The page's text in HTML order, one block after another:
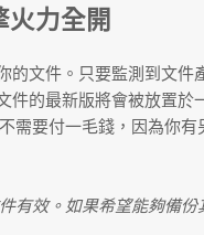
火力全開
的文件。只要監測到文件
件的最新版將會被放置於
需要付一毛錢，因為你有
有效。如果希望能夠備份